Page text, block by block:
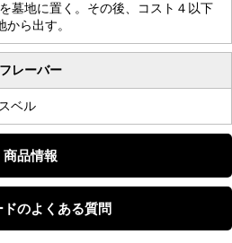
墓地に置く。その後、コスト４以下
ら出す。
フレーバー
ベル
商品情報
ドのよくある質問